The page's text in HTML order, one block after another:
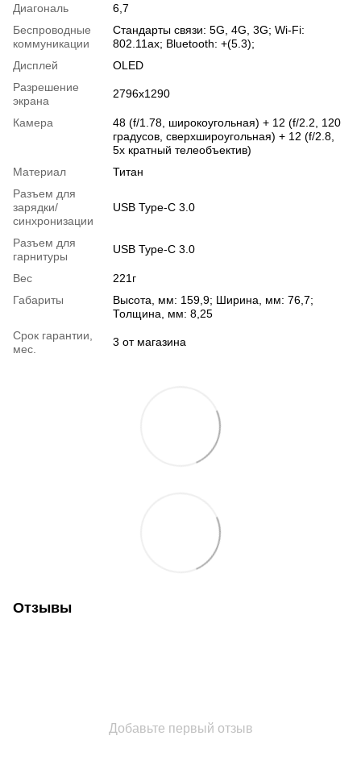
Диагональ
6,7
Беспроводные
коммуникации
Стандарты связи: 5G, 4G, 3G; Wi-Fi:
802.11ax; Bluetooth: +(5.3);
Дисплей
OLED
Разрешение
экрана
2796x1290
Камера
48 (f/1.78, широкоугольная) + 12 (f/2.2, 120
градусов, сверхшироугольная) + 12 (f/2.8,
5х кратный телеобъектив)
Материал
Титан
Разъем для
зарядки/
синхронизации
USB Type-C 3.0
Разъем для
гарнитуры
USB Type-C 3.0
Вес
221г
Габариты
Высота, мм: 159,9; Ширина, мм: 76,7;
Толщина, мм: 8,25
Срок гарантии,
мес.
3 от магазина
Отзывы
Добавьте первый отзыв